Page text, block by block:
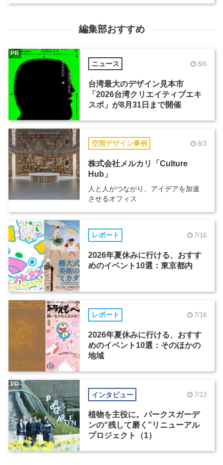
編集部おすすめ
ニュース 8/6
台湾最大のデザイン見本市
「2026台湾クリエイティブエキ
スポ」が8月31日まで開催
PR
空間デザイン事例 8/3
株式会社メルカリ「Culture
Hub」
人と人がつながり、アイデアを加速
させるオフィス
レポート 7/16
2026年夏休みに行ける、おすす
めのイベント10選：東京都内
レポート 7/16
2026年夏休みに行ける、おすす
めのイベント10選：そのほかの
地域
インタビュー 7/13
植物を主役に。パークスガーデ
ンの“残して磨く”リニューアル
プロジェクト（1）
PR